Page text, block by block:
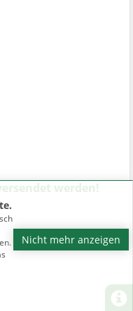
Nicht mehr anzeigen
werden!